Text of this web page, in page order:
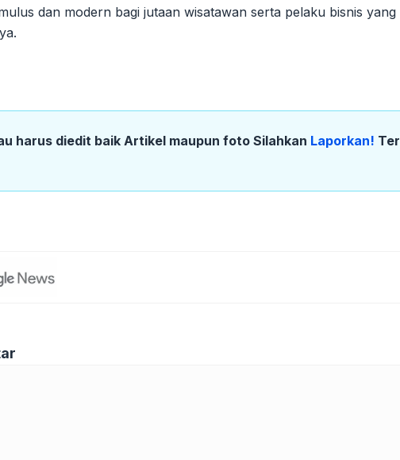
dan modern bagi jutaan wisatawan serta pelaku bisnis yang
harus diedit baik Artikel maupun foto Silahkan Laporkan!